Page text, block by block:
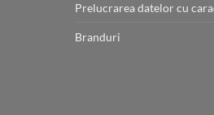
Prelucrarea datelor cu
Branduri